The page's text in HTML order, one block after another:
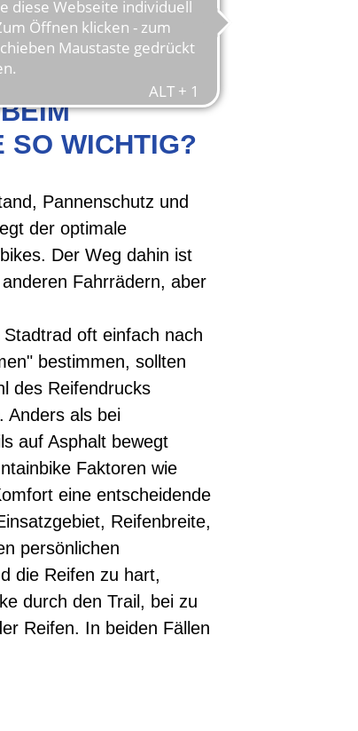
SO WICHTIG?
Pannenschutz und
der optimale
Der Weg dahin ist
Fahrrädern, aber
oft einfach nach
bestimmen, sollten
des Reifendrucks
Anders als bei
auf Asphalt bewegt
Faktoren wie
eine entscheidende
Reifenbreite,
persönlichen
die Reifen zu hart,
durch den Trail, bei zu
Reifen. In beiden Fällen